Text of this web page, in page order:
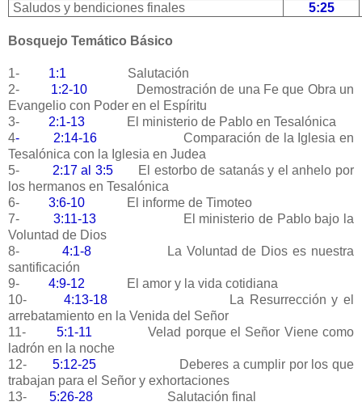
Saludos y bendiciones finales
5:25
Bosquejo Temático Básico
1- 1:1 Salutación
2- 1:2-10
Demostración de una Fe que Obra un
Evangelio con Poder en el Espíritu
3- 2:1-13
El ministerio de Pablo en Tesalónica
4- 2:14-16Comparación de la Iglesia en
Tesalónica con la Iglesia en Judea
5- 2:17 al 3:5 El estorbo de satanás y el anhelo por
los hermanos en Tesalónica
6- 3:6-10 El informe de Timoteo
7-3:11-13 El ministerio de Pablo bajo la
Voluntad de Dios
8- 4:1-8La Voluntad de Dios es nuestra
santificación
9- 4:9-12 El amor y la vida cotidiana
10-4:13-18 La Resurrección y el
arrebatamiento en la Venida del Señor
11- 5:1-11Velad porque el Señor Viene como
ladrón en la noche
12- 5:12-25Deberes a cumplir por los que
trabajan para el Señor y exhortaciones
13- 5:26-28 Salutación final